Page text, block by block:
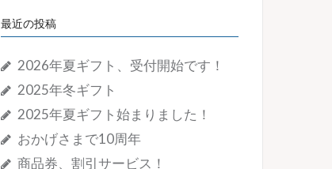
最近の投稿
2026年夏ギフト、受付開始です！
2025年冬ギフト
2025年夏ギフト始まりました！
おかげさまで10周年
商品券、割引サービス！